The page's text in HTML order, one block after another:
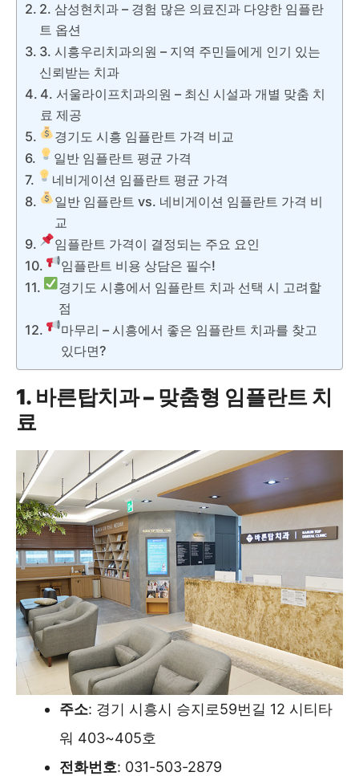
2. 삼성현치과 – 경험 많은 의료진과 다양한 임플란
트 옵션
3. 시흥우리치과의원 – 지역 주민들에게 인기 있는
신뢰받는 치과
4. 서울라이프치과의원 – 최신 시설과 개별 맞춤 치
료 제공
경기도 시흥 임플란트 가격 비교
일반 임플란트 평균 가격
네비게이션 임플란트 평균 가격
일반 임플란트 vs. 네비게이션 임플란트 가격 비
교
임플란트 가격이 결정되는 주요 요인
임플란트 비용 상담은 필수!
경기도 시흥에서 임플란트 치과 선택 시 고려할
점
마무리 – 시흥에서 좋은 임플란트 치과를 찾고
있다면?
1. 바른탑치과 – 맞춤형 임플란트 치
료
주소: 경기 시흥시 승지로59번길 12 시티타
워 403~405호
전화번호: 031-503-2879